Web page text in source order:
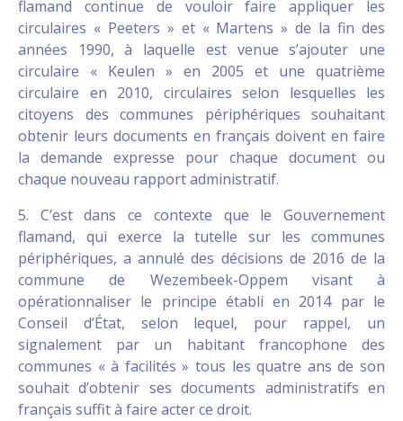
flamand continue de vouloir faire appliquer les
circulaires « Peeters » et « Martens » de la fin des
années 1990, à laquelle est venue s’ajouter une
circulaire « Keulen » en 2005 et une quatrième
circulaire en 2010, circulaires selon lesquelles les
citoyens des communes périphériques souhaitant
obtenir leurs documents en français doivent en faire
la demande expresse pour chaque document ou
chaque nouveau rapport administratif.
5. C’est dans ce contexte que le Gouvernement
flamand, qui exerce la tutelle sur les communes
périphériques, a annulé des décisions de 2016 de la
commune de Wezembeek-Oppem visant à
opérationnaliser le principe établi en 2014 par le
Conseil d’État, selon lequel, pour rappel, un
signalement par un habitant francophone des
communes « à facilités » tous les quatre ans de son
souhait d’obtenir ses documents administratifs en
français suffit à faire acter ce droit.